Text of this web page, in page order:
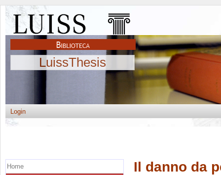
LuissThesis
Login
Il danno da
Home